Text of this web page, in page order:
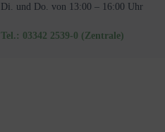
Di. und Do. von 13:00 – 16:00 Uhr
Tel.: 03342 2539-0 (Zentrale)